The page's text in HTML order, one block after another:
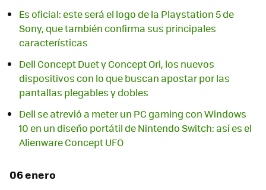
Es oficial: este será el logo de la Playstation 5 de
Sony, que también confirma sus principales
características
Dell Concept Duet y Concept Ori, los nuevos
dispositivos con lo que buscan apostar por las
pantallas plegables y dobles
Dell se atrevió a meter un PC gaming con Windows
10 en un diseño portátil de Nintendo Switch: así es el
Alienware Concept UFO
06 enero